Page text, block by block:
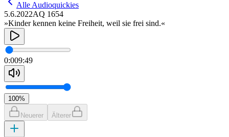
Alle Audioquickies
5.6.2022AQ 1654
»Kinder kennen keine Freiheit, weil sie frei sind.«
0:009:49
100%
Neuerer Älterer